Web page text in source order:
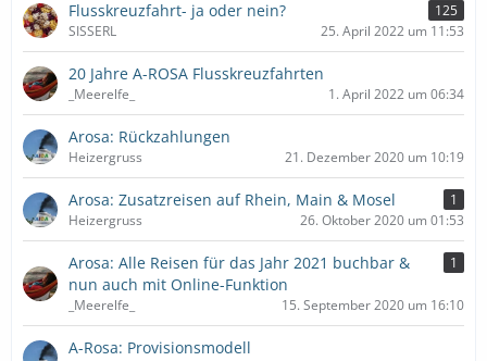
Flusskreuzfahrt- ja oder nein?
125
SISSERL
25. April 2022 um 11:53
20 Jahre A-ROSA Flusskreuzfahrten
_Meerelfe_ 1. April 2022 um 06:34
Arosa: Rückzahlungen
Heizergruss 21. Dezember 2020 um 10:19
Arosa: Zusatzreisen auf Rhein, Main & Mosel
1
Heizergruss
26. Oktober 2020 um 01:53
Arosa: Alle Reisen für das Jahr 2021 buchbar &
nun auch mit Online-Funktion
1
_Meerelfe_ 15. September 2020 um 16:10
A-Rosa: Provisionsmodell